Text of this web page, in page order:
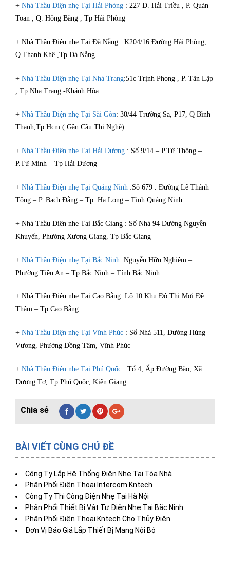
+ Nhà Thầu Điện nhẹ Tại Hải Phòng : 227 Đ. Hải Triều , P. Quán
Toan , Q. Hồng Bàng , Tp Hải Phòng
+ Nhà Thầu Điện nhẹ Tại Đà Nẵng : K204/16 Đường Hải Phòng,
Q.Thanh Khê ,Tp.Đà Nẵng
+ Nhà Thầu Điện nhẹ Tại Nhà Trang:51c Trịnh Phong , P. Tân Lập
, Tp Nha Trang -Khánh Hòa
+ Nhà Thầu Điện nhẹ Tại Sài Gòn: 30/44 Trường Sa, P17, Q Bình
Thạnh,Tp.Hcm ( Gần Cầu Thị Nghè)
+ Nhà Thầu Điện nhẹ Tại Hải Dương : Số 9/14 – P.Tứ Thông –
P.Tứ Minh – Tp Hải Dương
+ Nhà Thầu Điện nhẹ Tại Quảng Ninh :Số 679 . Đường Lê Thánh
Tông – P. Bạch Đằng – Tp .Hạ Long – Tinh Quảng Ninh
+ Nhà Thầu Điện nhẹ Tại Bắc Giang : Số Nhà 94 Đường Nguyễn
Khuyến, Phường Xương Giang, Tp Bắc Giang
+ Nhà Thầu Điện nhẹ Tại Bắc Ninh: Nguyễn Hữu Nghiêm –
Phường Tiền An – Tp Bắc Ninh – Tỉnh Bắc Ninh
+ Nhà Thầu Điện nhẹ Tại Cao Bằng :Lô 10 Khu Đô Thi Mơi Đề
Thâm – Tp Cao Bằng
+ Nhà Thầu Điện nhẹ Tại Vĩnh Phúc : Số Nhà 511, Đường Hùng
Vương, Phường Đồng Tâm, Vĩnh Phúc
+ Nhà Thầu Điện nhẹ Tại Phú Quốc : Tổ 4, Ấp Đường Bào, Xã
Dương Tơ, Tp Phú Quốc, Kiên Giang.
BÀI VIẾT CÙNG CHỦ ĐỀ
Công Ty Lắp Hệ Thống Điện Nhẹ Tại Tòa Nhà
Phân Phối Điện Thoại Intercom Kntech
Công Ty Thi Công Điện Nhẹ Tại Hà Nội
Phân Phối Thiết Bị Vật Tư Điện Nhẹ Tại Bắc Ninh
Phân Phối Điện Thoại Kntech Cho Thủy Điện
Đơn Vị Báo Giá Lắp Thiết Bị Mang Nội Bộ